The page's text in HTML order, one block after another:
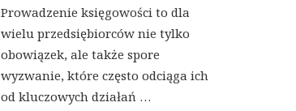
Prowadzenie księgowości to dla
wielu przedsiębiorców nie tylko
obowiązek, ale także spore
wyzwanie, które często odciąga ich
od kluczowych działań …